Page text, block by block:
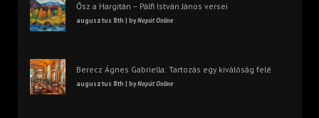
Ősz a Hargitán – Pálfi István János versei
augusztus 8th | byNapút Online
Berecz Ágnes Gabriella: Tartozás egy kiválóság felé
augusztus 8th | byNapút Online